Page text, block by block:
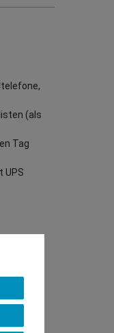
(als
Tag
UPS